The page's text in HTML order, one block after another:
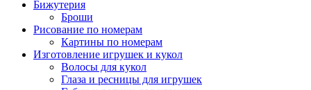
Бижутерия
Броши
Рисование по номерам
Картины по номерам
Изготовление игрушек и кукол
Волосы для кукол
Глаза и ресницы для игрушек